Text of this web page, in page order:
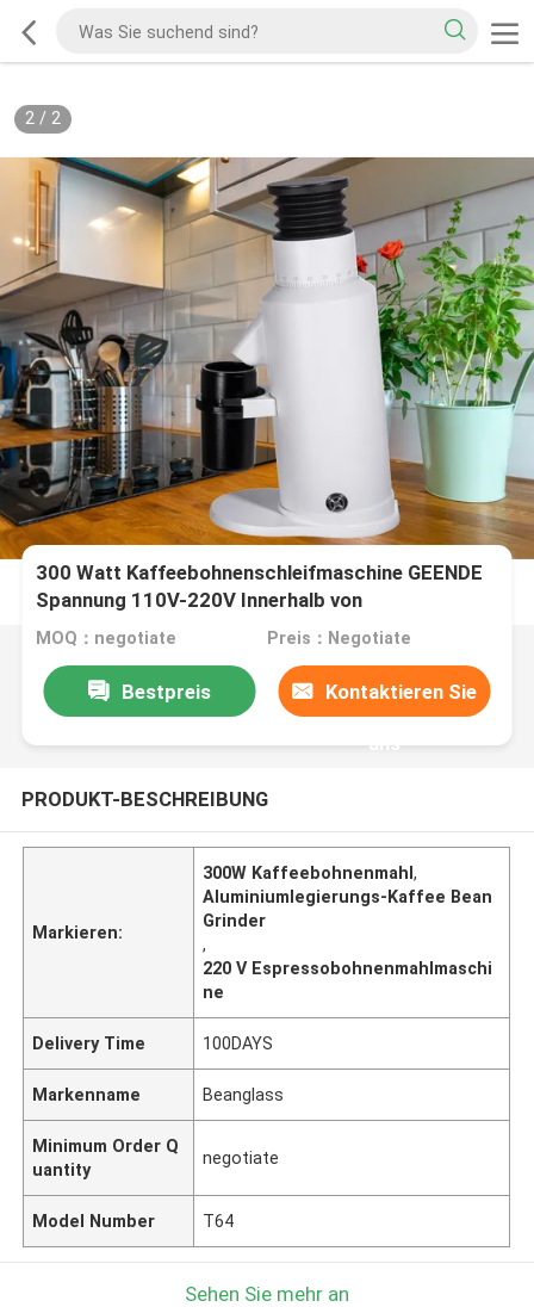
2/ 2
300 Watt Kaffeebohnenschleifmaschine GEENDE
Spannung 110V-220V Innerhalb von
L13*W21*H32CM
MOQ：negotiate Preis：Negotiate
Bestpreis Kontaktieren Sie
uns
PRODUKT-BESCHREIBUNG
Markieren:
300W Kaffeebohnenmahl,
Aluminiumlegierungs-Kaffee Bean
Grinder
,
220 V Espressobohnenmahlmaschi
ne
Delivery Time 100DAYS
Markenname Beanglass
Minimum Order Q
uantity
negotiate
Model Number T64
Sehen Sie mehr an